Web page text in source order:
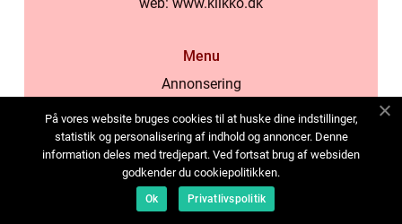
Menu
Annonsering
Cookies
Kontakta oss
Sitemap
På vores website bruges cookies til at huske dine indstillinger,
statistik og personalisering af indhold og annoncer. Denne
information deles med tredjepart. Ved fortsat brug af websiden
godkender du cookiepolitikken.
Ok Privatlivspolitik